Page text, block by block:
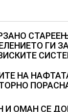
ГИ
НА
И ОМАН СЕ